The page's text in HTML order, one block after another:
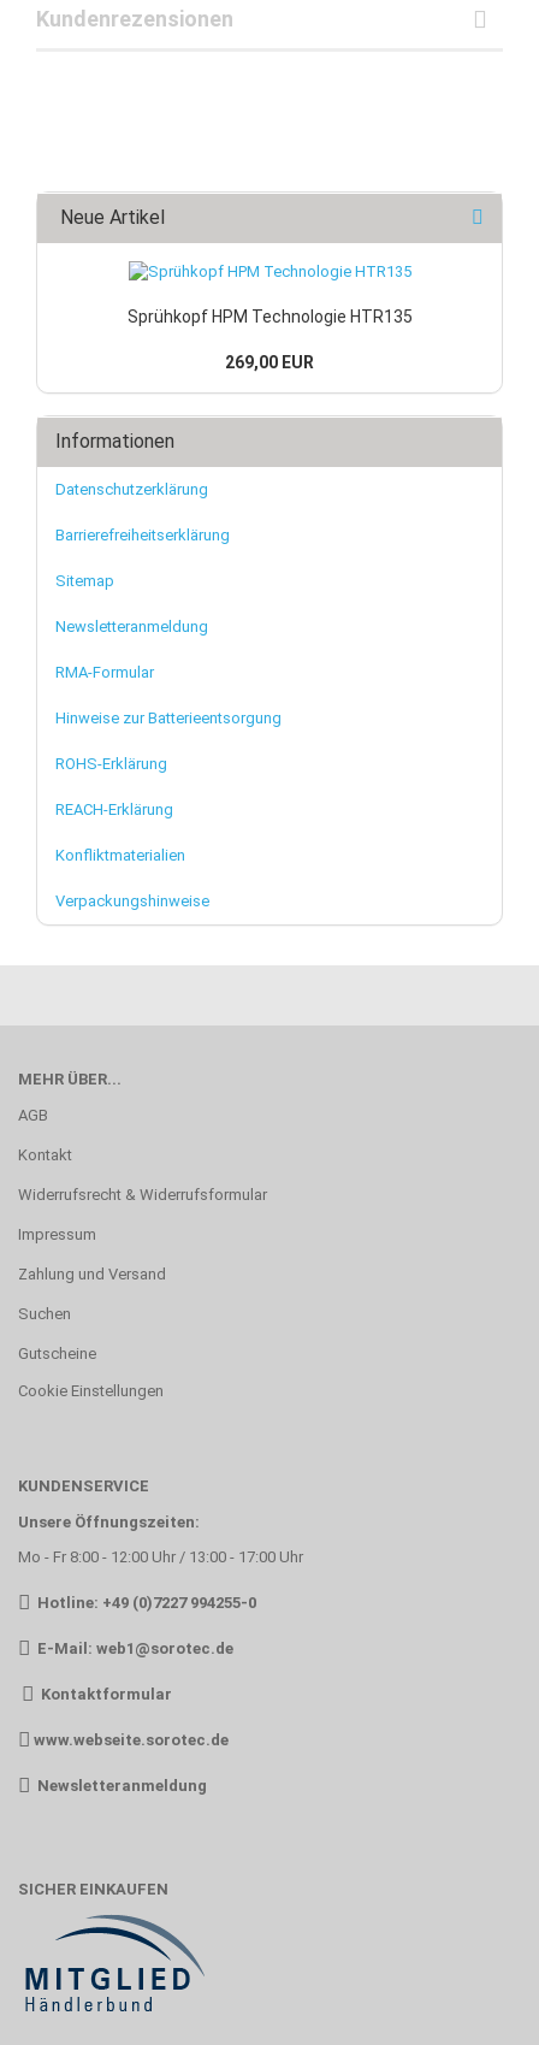
Kundenrezensionen
Neue Artikel
Sprühkopf HPM Technologie HTR135
269,00 EUR
Informationen
Datenschutzerklärung
Barrierefreiheitserklärung
Sitemap
Newsletteranmeldung
RMA-Formular
Hinweise zur Batterieentsorgung
ROHS-Erklärung
REACH-Erklärung
Konfliktmaterialien
Verpackungshinweise
MEHR ÜBER...
AGB
Kontakt
Widerrufsrecht & Widerrufsformular
Impressum
Zahlung und Versand
Suchen
Gutscheine
Cookie Einstellungen
KUNDENSERVICE
Unsere Öffnungszeiten:
Mo - Fr 8:00 - 12:00 Uhr / 13:00 - 17:00 Uhr
Hotline: +49 (0)7227 994255-0
E-Mail: web1@sorotec.de
Kontaktformular
www.webseite.sorotec.de
Newsletteranmeldung
SICHER EINKAUFEN